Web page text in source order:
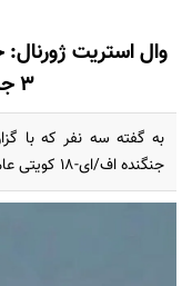
وال استریت
۳ جنگنده‌ آمریکایی است
به گفته سه نفر که با
جنگنده اف/ای-۱۸ کویتی عامل سقوط تصادفی...